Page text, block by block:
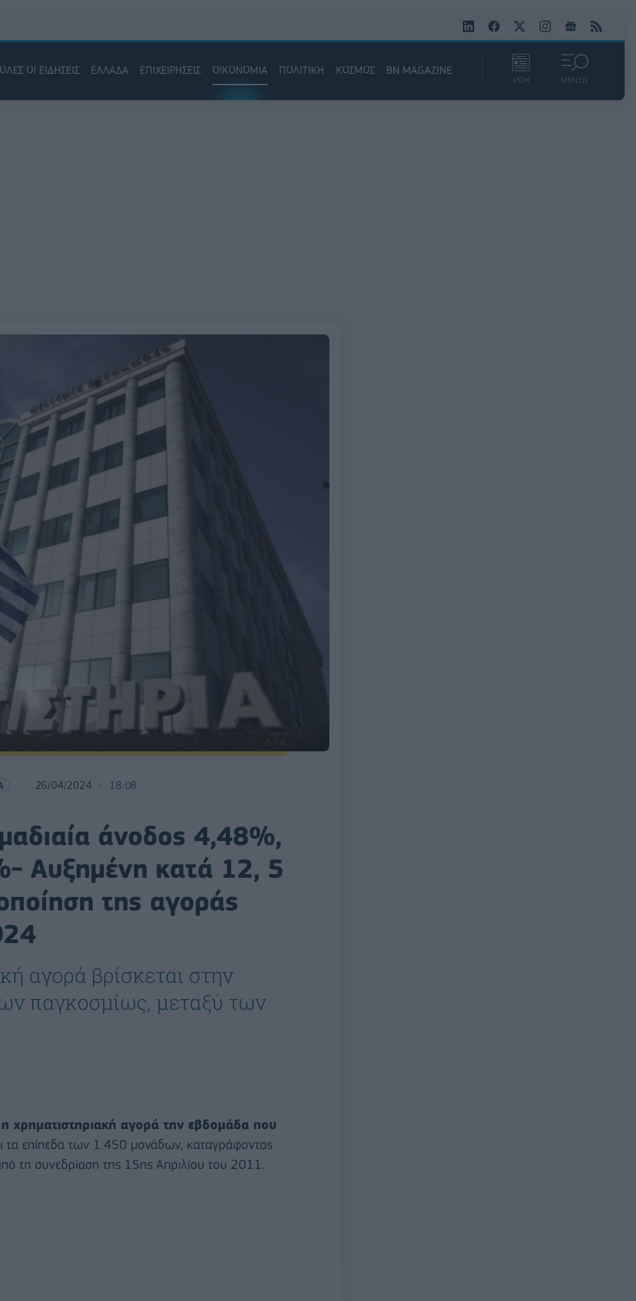
ΟΛΕΣ ΟΙ ΕΙΔΗΣΕΙΣ ΕΛΛΑΔΑ ΕΠΙΧΕΙΡΗΣΕΙΣ ΟΙΚΟΝΟΜΙΑ ΠΟΛΙΤΙΚΗ ΚΟΣΜΟΣ BN MAGAZINE
ΡΟΗ ΜΕΝΟΥ
26/04/2024 18:08
άνοδος 4,48%,
Αυξημένη κατά 12, 5
της αγοράς
αγορά βρίσκεται στην
παγκοσμίως, μεταξύ των
χρηματιστηριακή αγορά την εβδομάδα που
τα επίπεδα των 1.450 μονάδων, καταγράφοντας
τη συνεδρίαση της 15ης Απριλίου του 2011.